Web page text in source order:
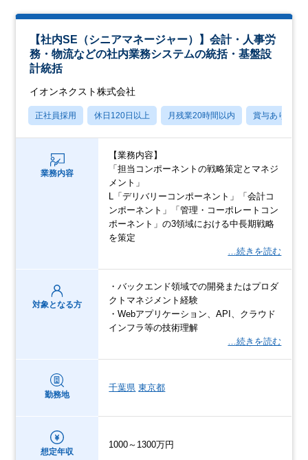
【社内SE（シニアマネージャー）】会計・人事労
務・物流などの社内業務システムの統括・基盤設
計統括
イオンネクスト株式会社
正社員採用 休日120日以上 月残業20時間以内 賞与あり
業務内容
【業務内容】
「担当コンポーネントの戦略策定とマネジ
メント」
L「デリバリーコンポーネント」「会計コ
ンポーネント」「管理・コーポレートコン
ポーネント」の3領域における中長期戦略
を策定
…続きを読む
対象となる方
・バックエンド領域での開発またはプロダ
クトマネジメント経験
・Webアプリケーション、API、クラウド
インフラ等の技術理解
…続きを読む
勤務地
千葉県 東京都
想定年収
1000～1300万円